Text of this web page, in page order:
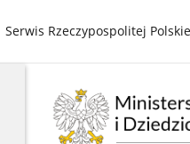
gov.pl
Serwis Rzeczypospolitej